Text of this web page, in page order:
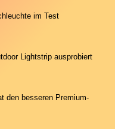
im Test
Lightstrip ausprobiert
den besseren Premium-